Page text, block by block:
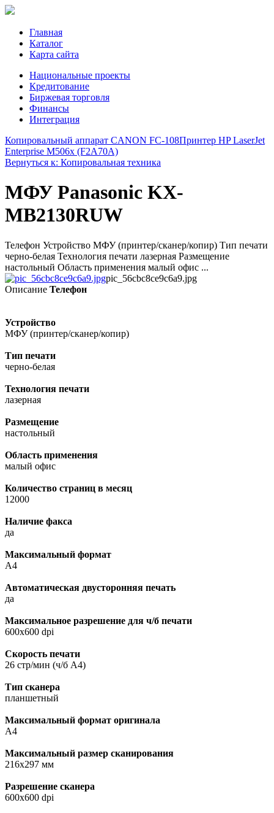
Главная
Каталог
Карта сайта
Национальные проекты
Кредитование
Биржевая торговля
Финансы
Интеграция
Копировальный аппарат CANON FC-108Принтер HP LaserJet
Enterprise M506x (F2A70A)
Вернуться к: Копировальная техника
МФУ Panasonic KX-
MB2130RUW
Телефон Устройство МФУ (принтер/сканер/копир) Тип печати
черно-белая Технология печати лазерная Размещение
настольный Область применения малый офис ...
pic_56cbc8ce9c6a9.jpg
Описание Телефон
Устройство
МФУ (принтер/сканер/копир)
Тип печати
черно-белая
Технология печати
лазерная
Размещение
настольный
Область применения
малый офис
Количество страниц в месяц
12000
Наличие факса
да
Максимальный формат
A4
Автоматическая двусторонняя печать
да
Максимальное разрешение для ч/б печати
600x600 dpi
Скорость печати
26 стр/мин (ч/б А4)
Тип сканера
планшетный
Максимальный формат оригинала
A4
Максимальный размер сканирования
216x297 мм
Разрешение сканера
600x600 dpi